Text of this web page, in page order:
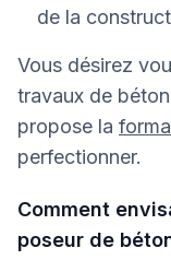
de la
Vous désirez
travaux de
propose la
perfectionner.
Comment
poseur de